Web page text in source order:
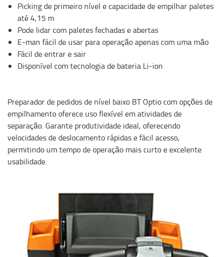
Picking de primeiro nível e capacidade de empilhar paletes
até 4,15 m
Pode lidar com paletes fechadas e abertas
E-man fácil de usar para operação apenas com uma mão
Fácil de entrar e sair
Disponível com tecnologia de bateria Li-ion
Preparador de pedidos de nível baixo BT Optio com opções de
empilhamento oferece uso flexível em atividades de
separação. Garante produtividade ideal, oferecendo
velocidades de deslocamento rápidas e fácil acesso,
permitindo um tempo de operação mais curto e excelente
usabilidade.